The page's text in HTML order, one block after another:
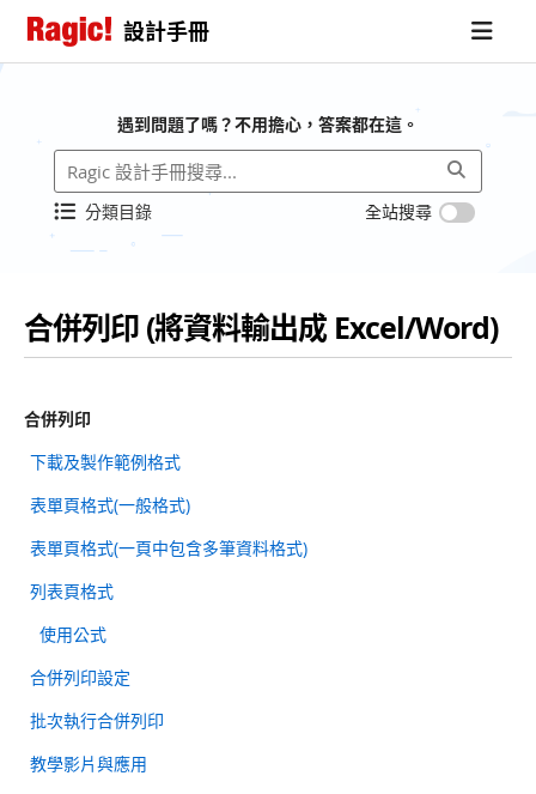
設計手冊
遇到問題了嗎？不用擔心，答案都在這。
分類目錄 全站搜尋
合併列印 (將資料輸出成 Excel/Word)
合併列印
下載及製作範例格式
表單頁格式(一般格式)
表單頁格式(一頁中包含多筆資料格式)
列表頁格式
使用公式
合併列印設定
批次執行合併列印
教學影片與應用